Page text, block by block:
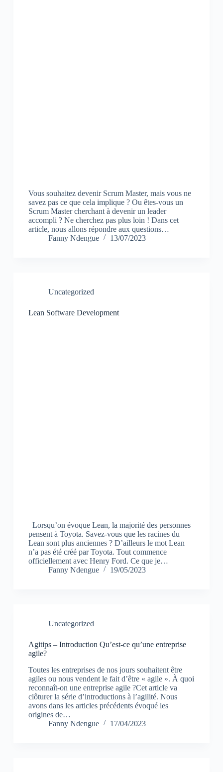
Vous souhaitez devenir Scrum Master, mais vous ne
savez pas ce que cela implique ? Ou êtes-vous un
Scrum Master cherchant à devenir un leader
accompli ? Ne cherchez pas plus loin ! Dans cet
article, nous allons répondre aux questions…
Fanny Ndengue
13/07/2023
Uncategorized
Lean Software Development
Lorsqu’on évoque Lean, la majorité des personnes
pensent à Toyota. Savez-vous que les racines du
Lean sont plus anciennes ? D’ailleurs le mot Lean
n’a pas été créé par Toyota. Tout commence
officiellement avec Henry Ford. Ce que je…
Fanny Ndengue
19/05/2023
Uncategorized
Agitips – Introduction Qu’est-ce qu’une entreprise
agile?
Toutes les entreprises de nos jours souhaitent être
agiles ou nous vendent le fait d’être « agile ». À quoi
reconnaît-on une entreprise agile ?Cet article va
clôturer la série d’introductions à l’agilité. Nous
avons dans les articles précédents évoqué les
origines de…
Fanny Ndengue
17/04/2023